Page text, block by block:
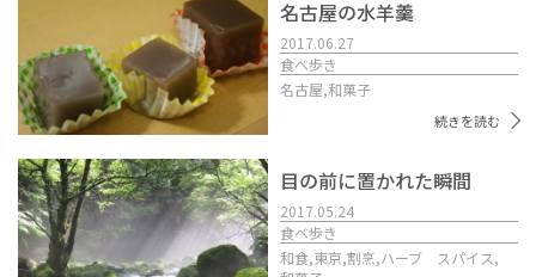
名古屋の水羊羹
2017.06.27
食べ歩き
名古屋,和菓子
続きを読む
目の前に置かれた瞬間
2017.05.24
食べ歩き
和食,東京,割烹,ハーブ スパイス,